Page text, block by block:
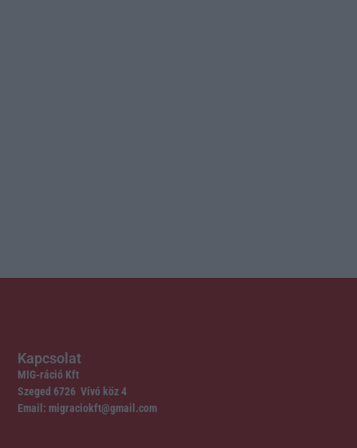
Kapcsolat
MIG-ráció Kft
Szeged 6726 Vívó köz 4
Email: migraciokft@gmail.com